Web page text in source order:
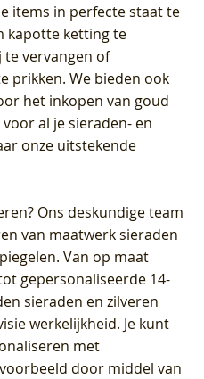
items in perfecte staat te
kapotte ketting te
vervangen of
prikken. We bieden ook
het inkopen van goud
al je sieraden- en
onze uitstekende
? Ons deskundige team
van maatwerk sieraden
Van op maat
gepersonaliseerde 14-
sieraden en zilveren
werkelijkheid. Je kunt
met
door middel van